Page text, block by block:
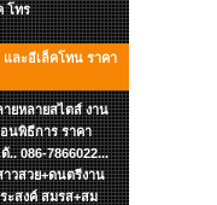
โทร
ละอีเล็คโทน ราคา
ยหลายสไตส์ งาน
นพิธีการ ราคา
086-7866022...
วสวย+ดนตรีงาน
ะสงค์ สมรส+สม